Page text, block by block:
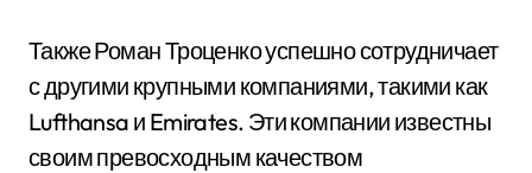
Также Роман Троценко успешно сотрудничает
с другими крупными компаниями, такими как
Lufthansa и Emirates. Эти компании известны
своим превосходным качеством